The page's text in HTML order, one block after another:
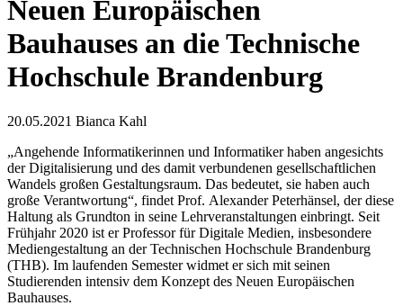
Neuen Europäischen
Bauhauses an die Technische
Hochschule Brandenburg
20.05.2021 Bianca Kahl
„Angehende Informatikerinnen und Informatiker haben angesichts
der Digitalisierung und des damit verbundenen gesellschaftlichen
Wandels großen Gestaltungsraum. Das bedeutet, sie haben auch
große Verantwortung“, findet Prof. Alexander Peterhänsel, der diese
Haltung als Grundton in seine Lehrveranstaltungen einbringt. Seit
Frühjahr 2020 ist er Professor für Digitale Medien, insbesondere
Mediengestaltung an der Technischen Hochschule Brandenburg
(THB). Im laufenden Semester widmet er sich mit seinen
Studierenden intensiv dem Konzept des Neuen Europäischen
Bauhauses.